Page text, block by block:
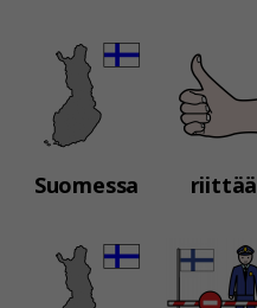
Suomessa riittää